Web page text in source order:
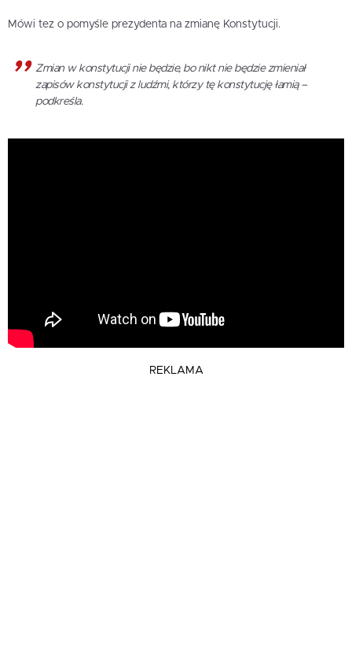
Mówi tez o pomyśle prezydenta na zmianę Konstytucji.
Zmian w konstytucji nie będzie, bo nikt nie będzie zmieniał
zapisów konstytucji z ludźmi, którzy tę konstytucję łamią –
podkreśla.
REKLAMA